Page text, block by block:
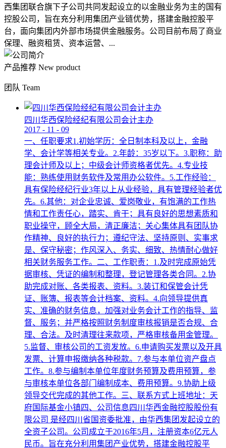
西集团联合旗下子公司共同发起设立的以金融业务为主的国有
控股公司，旨在充分利用集团产业链优势，搭建金融控股平
台，面向集团内外部市场提供金融服务。公司目前布局了商业
保理、融资租赁、资本运营、...
产品推荐 New product
团队 Team
四川华西保险经纪有限公司会计主办
2017 - 11 - 09
一、任职要求1.初始学历：全日制本科及以上，金融
学、会计学等相关专业。2.年龄：35岁以下。3.职称：助
理会计师及以上；中级会计师资格者优先。4.专业技
能：熟练使用财务软件及常用办公软件。5.工作经验：
具有保险经纪行业3年以上从业经验，具有管理经验者优
先。6.其他：对企业忠诚、爱岗敬业，有饱满的工作热
情和工作责任心，踏实、肯干；具有良好的思想素质和
职业操守，顾全大局，清正廉洁；关心集体具有团队协
作精神、良好的执行力；遵纪守法、坚持原则、实事求
是、保守秘密；作风深入、务实、细致、热情耐心做好
相关财务服务工作。二、工作职责：1.及时完成原始凭
据审核、凭证的编制和整理，登记管理各类合同。2.协
助完成对账、各类报表、资料。3.装订和保管会计凭
证、账簿、报表等会计档案、资料。4.向领导提供真
实、准确的财务信息，加强对业务会计工作的指导、监
督、服务；并严格按照财务制度审核报销是否合规、合
理、合法。及时清理往来款项，严格审核备用金管理。
5.监督、审核公司的工资发放。6.申请购买发票以及开具
发票、计算申报缴纳各种税款。7.参与本单位资产盘点
工作。8.参与编制本单位年度财务预算及费用预算，参
与审核本单位各部门编制成本、费用预算。9.协助上级
领导交代完成的其他工作。三、联系方式上班地址：天
府国际基金小镇四、公司信息四川华西金融控股股份有
限公司 是经四川省国资委批准，由华西集团发起设立的
全资子公司。公司成立于2016年5月，注册资本6亿元人
民币。旨在充分利用集团产业优势，搭建金融控股平